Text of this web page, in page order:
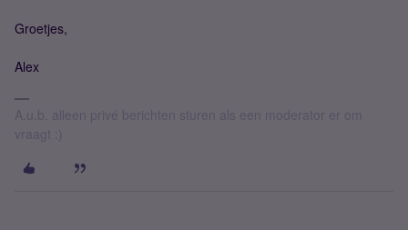
Groetjes,
Alex
A.u.b. alleen privé berichten sturen als een moderator er om
vraagt :)